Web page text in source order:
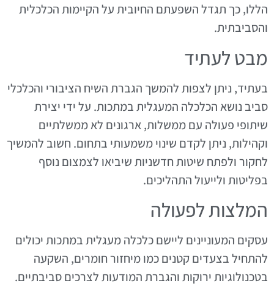
הללו, כך תגדל השפעתם החיובית על הקיימות הכלכלית
והסביבתית.
מבט לעתיד
בעתיד, ניתן לצפות להמשך הגברת השיח הציבורי והכלכלי
סביב נושא הכלכלה המעגלית במתכות. על ידי יצירת
שיתופי פעולה עם ממשלות, ארגונים לא ממשלתיים
וקהילות, ניתן לקדם שינוי משמעותי בתחום. חשוב להמשיך
לחקור ולפתח שיטות חדשניות שיביאו לצמצום נוסף
בפליטות ולייעול התהליכים.
המלצות לפעולה
עסקים המעוניינים ליישם כלכלה מעגלית במתכות יכולים
להתחיל בצעדים קטנים כמו מיחזור חומרים, השקעה
בטכנולוגיות ירוקות והגברת המודעות לצרכים סביבתיים.